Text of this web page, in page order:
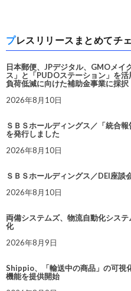
プレスリリースまとめてチ
日本郵便、JPデジタル、GMOメイ
ス」と「PUDOステーション」を
負荷低減に向けた補助金事業に採択
2026年8月10日
ＳＢＳホールディングス／「統合
を発行しました
2026年8月10日
ＳＢＳホールディングス／DEI座談
2026年8月10日
両備システムズ、物流自動化シス
化
2026年8月9日
Shippio、「輸送中の商品」の可視
機能を提供開始